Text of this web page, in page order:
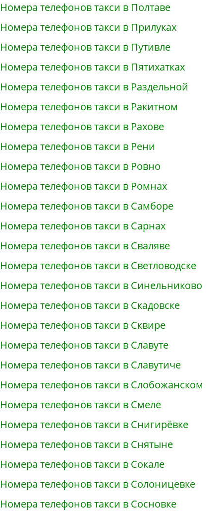
Номера телефонов такси в Полтаве
Номера телефонов такси в Прилуках
Номера телефонов такси в Путивле
Номера телефонов такси в Пятихатках
Номера телефонов такси в Раздельной
Номера телефонов такси в Ракитном
Номера телефонов такси в Рахове
Номера телефонов такси в Рени
Номера телефонов такси в Ровно
Номера телефонов такси в Ромнах
Номера телефонов такси в Самборе
Номера телефонов такси в Сарнах
Номера телефонов такси в Сваляве
Номера телефонов такси в Светловодске
Номера телефонов такси в Синельниково
Номера телефонов такси в Скадовске
Номера телефонов такси в Сквире
Номера телефонов такси в Славуте
Номера телефонов такси в Славутиче
Номера телефонов такси в Слобожанском
Номера телефонов такси в Смеле
Номера телефонов такси в Снигирёвке
Номера телефонов такси в Снятыне
Номера телефонов такси в Сокале
Номера телефонов такси в Солоницевке
Номера телефонов такси в Сосновке